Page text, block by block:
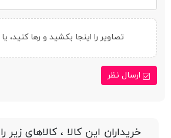
تصاویر را اینجا بکشید و رها کنید، یا
ارسال نظر
خریداران این کالا ، کالاهای زیر